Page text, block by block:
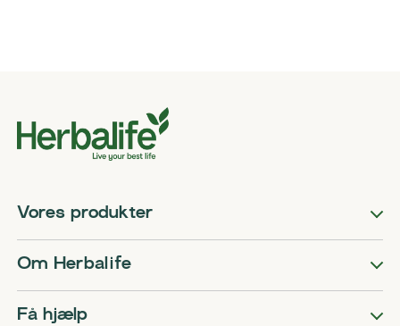
Vores produkter
Om Herbalife
Få hjælp